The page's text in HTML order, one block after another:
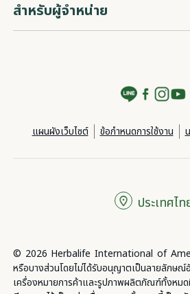
สำหรับผู้จำหน่าย
แผนผังเว็บไซต์ ข้อกำหนดการใช้งาน
© 2026 Herbalife International of
หรือบางส่วนโดยไม่ได้รับอนุญาตเป็นลา
เครื่องหมายการค้าและรูปภาพผลิตภัณฑ์ทั้งหม
ประเทศไท